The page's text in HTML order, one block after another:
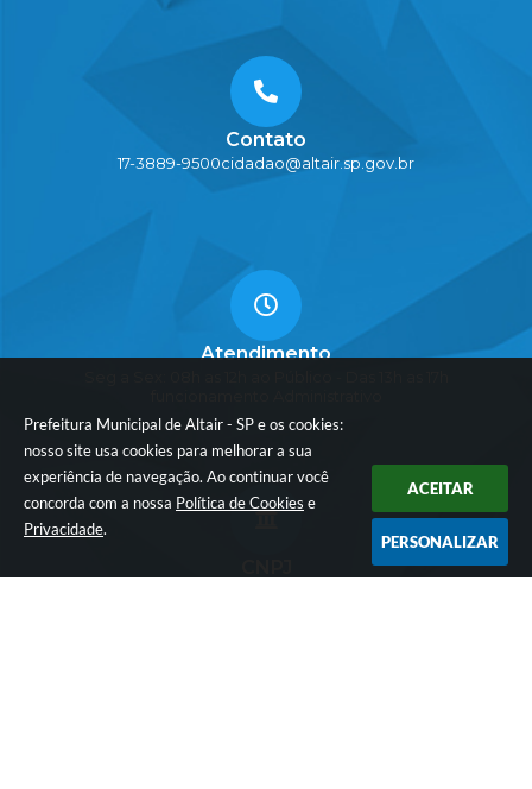
Prefeitura Municipal de Altair - SP e os cookies:
nosso site usa cookies para melhorar a sua
experiência de navegação. Ao continuar você
concorda com a nossa Política de Cookies e
Privacidade.
ACEITAR
PERSONALIZAR
Contato
17-3889-9500cidadao@altair.sp.gov.br
Atendimento